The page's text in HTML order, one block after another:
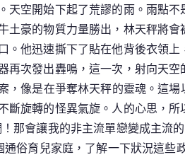
空開始下起了荒謬的雨。雨點
豪的物質力量勝出，林天秤將
他迅速撕下了貼在他背後衣領
再次發出轟鳴，這一次，射向天
像是在爭奪林天秤的靈魂。這
旋轉的怪異氣旋。人的心思，
那會讓我的非主流單戀變成主流
俗育兒家庭，了解一下狀況這些